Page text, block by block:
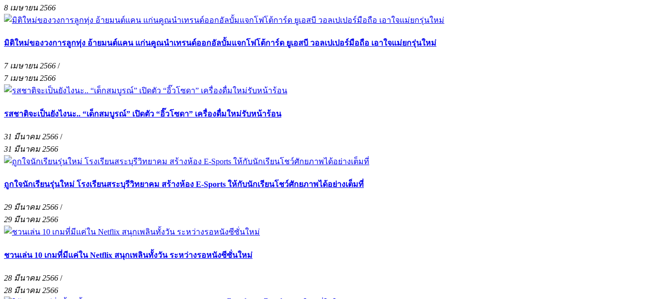
8 เมษายน 2566
มิติใหม่ของวงการลูกทุ่ง อ้ายมนต์แคน แก่นคูณนำเทรนด์ออกอัลบั้มแจกโฟโต้การ์ด ยูเอสบี วอลเปเปอร์มือถือ เอาใจแม่ยกรุ่นใหม่
7 เมษายน 2566 /
7 เมษายน 2566
รสชาติจะเป็นยังไงนะ.. “เด็กสมบูรณ์” เปิดตัว “อิ๊วโซดา” เครื่องดื่มใหม่รับหน้าร้อน
31 มีนาคม 2566 /
31 มีนาคม 2566
ถูกใจนักเรียนรุ่นใหม่ โรงเรียนสระบุรีวิทยาคม สร้างห้อง E-Sports ให้กับนักเรียนโชว์ศักยภาพได้อย่างเต็มที่
29 มีนาคม 2566 /
29 มีนาคม 2566
ชวนเล่น 10 เกมที่มีแค่ใน Netflix สนุกเพลินทั้งวัน ระหว่างรอหนังซีซั่นใหม่
28 มีนาคม 2566 /
28 มีนาคม 2566